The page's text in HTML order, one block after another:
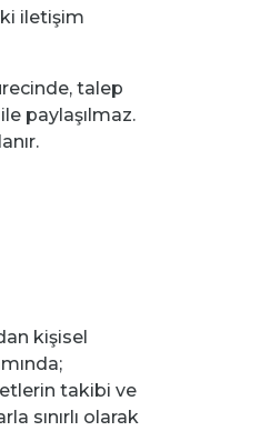
iletişim
talep
paylaşılmaz.
kişisel
takibi ve
sınırlı olarak